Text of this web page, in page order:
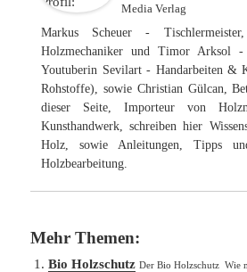
Media Verlag
Markus Scheuer -
Holzmechaniker und Timor Arksol -
Youtuberin Sevilart - Handarbeiten &
Rohstoffe), sowie Christian Gülcan,
dieser Seite, Importeur von
Kunsthandwerk, schreiben hier
Holz, sowie Anleitungen, Tipps
Holzbearbeitung.
Mehr Themen:
Bio Holzschutz Der Bio Holzschutz Wie